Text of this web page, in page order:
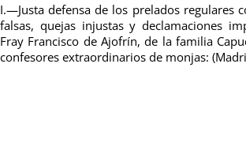
I.—Justa defensa de los prelados regulares
falsas, quejas injustas y declamaciones
Fray Francisco de Ajofrín, de la familia
confesores extraordinarios de monjas: